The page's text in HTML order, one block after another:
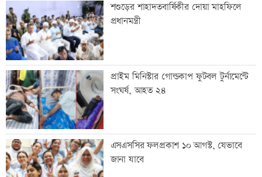
শশুড়ের শাহাদতবার্ষিকীর দোয়া মাহফিলে
প্রধানমন্ত্রী
প্রাইম মিনিস্টার গোল্ডকাপ ফুটবল টুর্নামেন্টে
সংঘর্ষ, আহত ২৪
এসএসসির ফলপ্রকাশ ১০ আগস্ট, যেভাবে
জানা যাবে